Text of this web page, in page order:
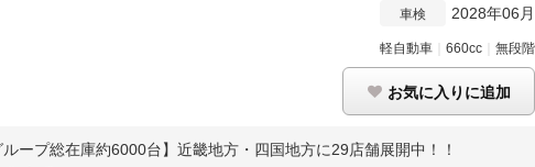
車検 2028年06月
軽自動車 660cc 無段
お気に入りに追加
ープ総在庫約6000台】近畿地方・四国地方に29店舗展開中！！